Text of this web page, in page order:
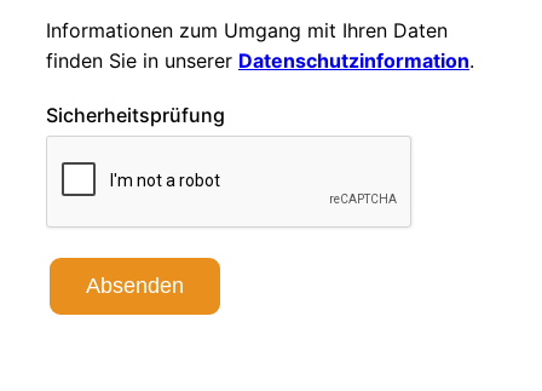
Informationen zum Umgang mit Ihren Daten
finden Sie in unserer Datenschutzinformation.
Sicherheitsprüfung
Absenden